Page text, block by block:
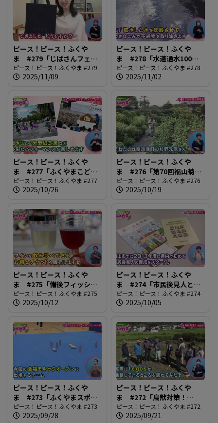
ピース！ピース！ふくや
ま #279「じばさんフェア
2025」
ピース！ピース！ふくやま #279
2025/11/09
ピース！ピース！ふくや
ま #278「水道通水100周
年」
ピース！ピース！ふくやま #278
2025/11/02
ピース！ピース！ふくや
ま #277「ふくやまこども
フェスティバル2025」
ピース！ピース！ふくやま #277
2025/10/26
ピース！ピース！ふくや
ま #276「第70回福山菊花
展覧会」
ピース！ピース！ふくやま #276
2025/10/19
ピース！ピース！ふくや
ま #275「備後フィッシュ
＆備後福山ワインフェス」
ピース！ピース！ふくやま #275
2025/10/12
ピース！ピース！ふくや
ま #274「市民後見人と
は？」
ピース！ピース！ふくやま #274
2025/10/05
ピース！ピース！ふくや
ま #273「ふくやまスポー
ツフェスティバル2025」
ピース！ピース！ふくやま #273
2025/09/28
ピース！ピース！ふくや
ま #272「鳥獣対策！
tegos出動」
ピース！ピース！ふくやま #272
2025/09/21